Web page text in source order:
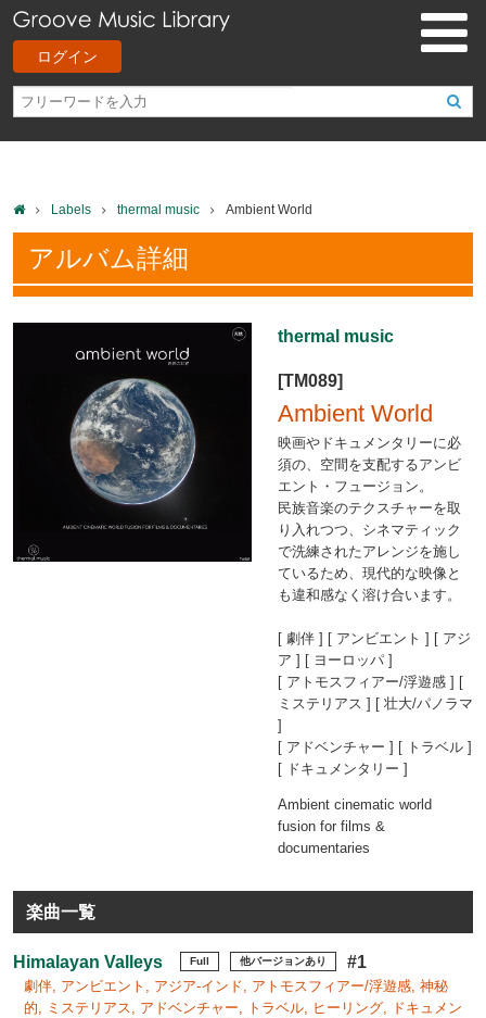
ログイン
Labels thermal music Ambient World
アルバム詳細
thermal music
[TM089]
Ambient World
映画やドキュメンタリーに必
須の、空間を支配するアンビ
エント・フュージョン。
民族音楽のテクスチャーを取
り入れつつ、シネマティック
で洗練されたアレンジを施し
ているため、現代的な映像と
も違和感なく溶け合います。
[ 劇伴 ] [ アンビエント ] [ アジ
ア ] [ ヨーロッパ ]
[ アトモスフィアー/浮遊感 ] [
ミステリアス ] [ 壮大/パノラマ
]
[ アドベンチャー ] [ トラベル ]
[ ドキュメンタリー ]
Ambient cinematic world
fusion for films &
documentaries
楽曲一覧
Himalayan Valleys Full 他バージョンあり #1
劇伴, アンビエント, アジア-インド, アトモスフィアー/浮遊感, 神秘
的, ミステリアス, アドベンチャー, トラベル, ヒーリング, ドキュメン